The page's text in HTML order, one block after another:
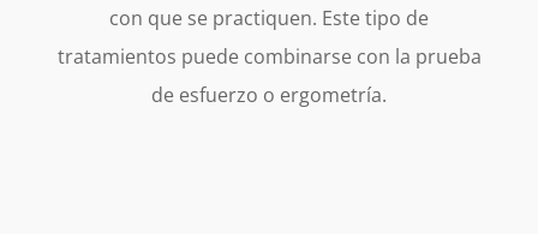
con que se practiquen. Este tipo de
tratamientos puede combinarse con la prueba
de esfuerzo o ergometría.